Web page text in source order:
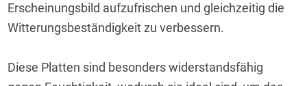
Erscheinungsbild aufzufrischen und gleichzeitig die
Witterungsbeständigkeit zu verbessern.
Diese Platten sind besonders widerstandsfähig